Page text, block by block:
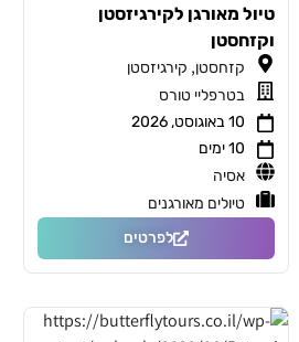
טיול מאורגן לקירגיזסטן
וקזחסטן
קזחסטן, קירגיזסטן
בטרפליי טורס
10 באוגוסט, 2026
10 ימים
אסיה
טיולים מאורגנים
לפרטים